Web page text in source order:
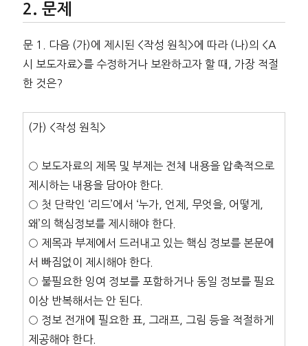
문제
문 1. 다음 (가)에 제시된 <작성 원칙>에 따라 (나)의 <A
시 보도자료>를 수정하거나 보완하고자 할 때, 가장 적절
한 것은?
(가) <작성 원칙>
○ 보도자료의 제목 및 부제는 전체 내용을 압축적으로
제시하는 내용을 담아야 한다.
○ 첫 단락인 ‘리드’에서 ‘누가, 언제, 무엇을, 어떻게,
왜’의 핵심정보를 제시해야 한다.
○ 제목과 부제에서 드러내고 있는 핵심 정보를 본문에
서 빠짐없이 제시해야 한다.
○ 불필요한 잉여 정보를 포함하거나 동일 정보를 필요
이상 반복해서는 안 된다.
○ 정보 전개에 필요한 표, 그래프, 그림 등을 적절하게
제공해야 한다.